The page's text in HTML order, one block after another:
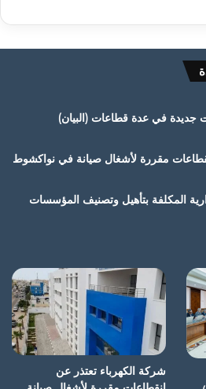
جديدة في عدة قطاعات (البيان)
مقررة لأشغال صيانة في نواكشوط
المكلفة بتأهيل وتصنيف المؤسسات
شركة الكهرباء تعتذر عن